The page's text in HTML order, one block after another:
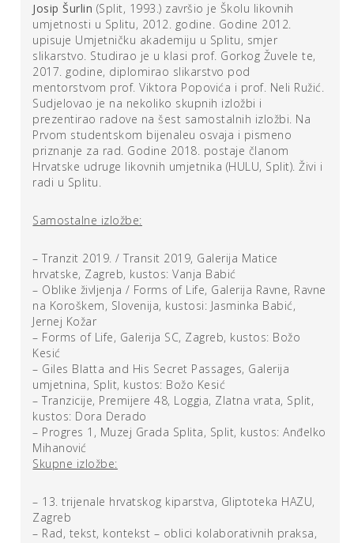
njegove samostalne izložbe od 2017. godine do danas,
pa i aktualna koja se održava u Salonu Galić pod nazivom
Osobna anarhija. Sadržaj izložbe posreduje pet recentno
nastalih umjetničkih instalacija čija jednostavna, ali
upečatljiva likovnost podrazumijeva hermeneutički pristup
izložbi.
Birdhouse(2018.) je umjetnička instalacija pravokutnog
oblika u čiju unutrašnjost pogled može prodrijeti jedino
kroz kružni otvor na prednjoj strani. Tamo ćemo naići na
neobičan inventar objekata poput ovješenog kaputa i
gumene prašine koji intenzivno ispunjava blago
skromni stambeni interijer, sobičak prožet tihim
otkucajima nefunkcionalnih satova i odbojnim mirisom.
Dominantni motiv je viseći kaput kojemu Šurlin dodjeljuje
status indeksa (traga)[1]i koji upućuje na odsustvo onoga
koji ga posjeduje. Naziv instalacije ukazuje na to da je
riječ o kavezu više nego stanu i da uokolo nas postoje
situacije koje kao takve označavaju minimum ljudskog
življenja i dostojanstva.
Ozymandias(2017.) je instalacija sačinjena od dva sučelice
postavljena čelična objekta patiniranih površina. Jedan je
stilizirani fikus koji u okviru izložbenog ambijenta priziva
stoljeća, ali umjesto osjećaja udobnosti kojeg bi takav
pružio korisniku nameće se dojam hladnoće i
rezerviranosti. Nasuprot njemu nalazi se imitacija
Josip Šurlin (Split, 1993.) završio je Školu likovnih
umjetnosti u Splitu, 2012. godine. Godine 2012.
upisuje Umjetničku akademiju u Splitu, smjer
slikarstvo. Studirao je u klasi prof. Gorkog Žuvele te,
2017. godine, diplomirao slikarstvo pod
mentorstvom prof. Viktora Popovića i prof. Neli Ružić.
Sudjelovao je na nekoliko skupnih izložbi i
prezentirao radove na šest samostalnih izložbi. Na
Prvom studentskom bijenaleu osvaja i pismeno
priznanje za rad. Godine 2018. postaje članom
Hrvatske udruge likovnih umjetnika (HULU, Split). Živi i
radi u Splitu.
Samostalne izložbe:
– Tranzit 2019. / Transit 2019, Galerija Matice
hrvatske, Zagreb, kustos: Vanja Babić
– Oblike življenja / Forms of Life, Galerija Ravne, Ravne
na Koroškem, Slovenija, kustosi: Jasminka Babić,
Jernej Kožar
– Forms of Life, Galerija SC, Zagreb, kustos: Božo
Kesić
– Giles Blatta and His Secret Passages, Galerija
umjetnina, Split, kustos: Božo Kesić
– Tranzicije, Premijere 48, Loggia, Zlatna vrata, Split,
kustos: Dora Derado
– Progres 1, Muzej Grada Splita, Split, kustos: Anđelko
Mihanović
Skupne izložbe:
– 13. trijenale hrvatskog kiparstva, Gliptoteka HAZU,
Zagreb
– Rad, tekst, kontekst – oblici kolaborativnih praksa,